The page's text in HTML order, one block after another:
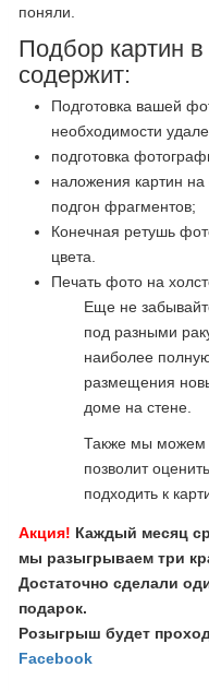
поняли.
Подбор картин
содержит:
Подготовка вашей
необходимости
подготовка
наложения картин
подгон фрагментов;
Конечная ретушь
цвета.
Печать фото на
Еще не
под разными
наиболее
размещения
доме на стене.
Также мы можем
позволит
подходить к
Акция! Каждый месяц
мы разыгрываем три
Достаточно сделали
подарок.
Розыгрыш будет
Facebook